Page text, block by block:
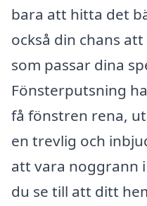
bara att hitta det
också din chans
som passar dina
Fönsterputsning
få fönstren rena,
en trevlig och
att vara noggrann
du se till att ditt